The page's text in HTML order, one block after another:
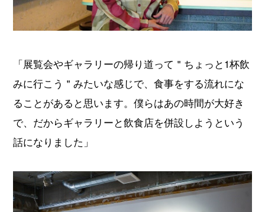
「展覧会やギャラリーの帰り道って＂ちょっと1杯飲
みに行こう＂みたいな感じで、食事をする流れにな
ることがあると思います。僕らはあの時間が大好き
で、だからギャラリーと飲食店を併設しようという
話になりました」